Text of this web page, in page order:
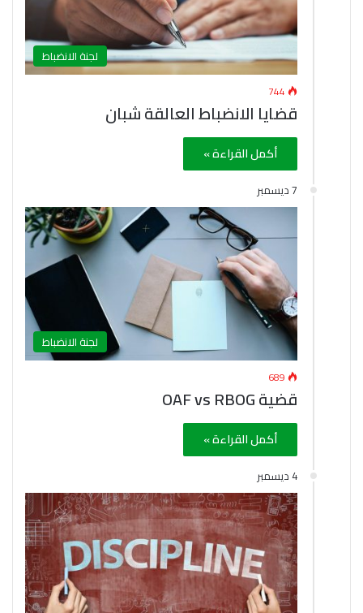
لجنة الانضباط
744
قضايا الانضباط العالقة شبان
أكمل القراءة »
7 ديسمبر
لجنة الانضباط
689
قضية OAF vs RBOG
أكمل القراءة »
4 ديسمبر